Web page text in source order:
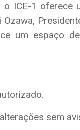
o ICE-1
um espaço
sem